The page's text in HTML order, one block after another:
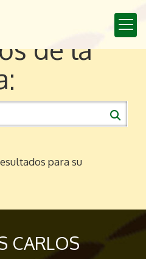
de la
para su
CARLOS